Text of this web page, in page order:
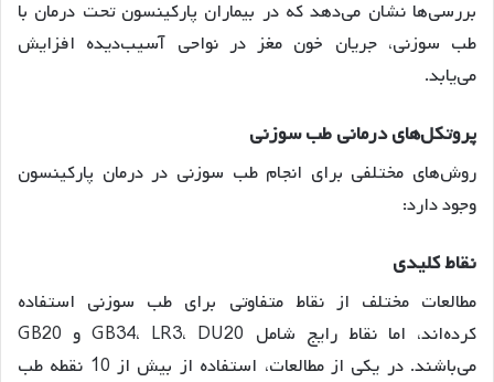
بررسی‌ها نشان می‌دهد که در بیماران پارکینسون تحت درمان با
طب سوزنی، جریان خون مغز در نواحی آسیب‌دیده افزایش
می‌یابد.
پروتکل‌های درمانی طب سوزنی
روش‌های مختلفی برای انجام طب سوزنی در درمان پارکینسون
وجود دارد:
نقاط کلیدی
مطالعات مختلف از نقاط متفاوتی برای طب سوزنی استفاده
کرده‌اند، اما نقاط رایج شامل GB34، LR3، DU20 و GB20
می‌باشند. در یکی از مطالعات، استفاده از بیش از 10 نقطه طب